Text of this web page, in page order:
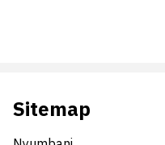
Sitemap